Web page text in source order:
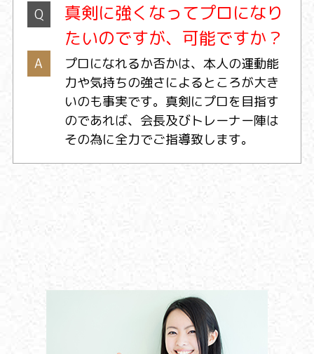
Q
真剣に強くなってプロになり
たいのですが、可能ですか？
A
プロになれるか否かは、本人の運動能
力や気持ちの強さによるところが大き
いのも事実です。真剣にプロを目指す
のであれば、会長及びトレーナー陣は
その為に全力でご指導致します。